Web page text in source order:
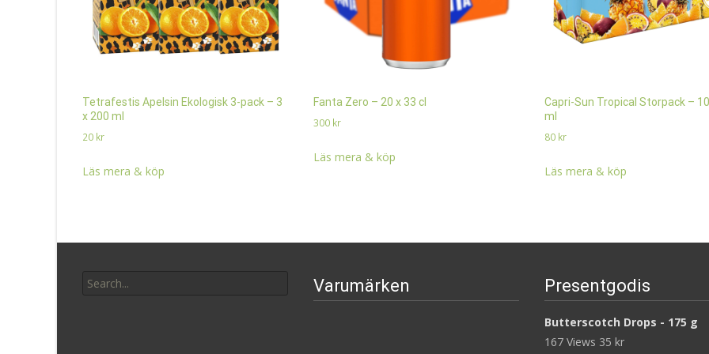
Tetrafestis Apelsin Ekologisk 3-pack – 3
x 200 ml
20 kr
Läs mera & köp
Fanta Zero – 20 x 33 cl
300 kr
Läs mera & köp
Capri-Sun Tropical Storpack –
ml
80 kr
Läs mera & köp
for:
Varumärken Presentgodis
Butterscotch Drops - 175 g
167 Views 35 kr